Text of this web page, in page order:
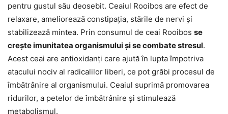
pentru gustul său deosebit. Ceaiul Rooibos are efect de
relaxare, ameliorează constipația, stările de nervi și
stabilizează mintea. Prin consumul de ceai Rooibos se
crește imunitatea organismului și se combate stresul.
Acest ceai are antioxidanți care ajută în lupta împotriva
atacului nociv al radicalilor liberi, ce pot grăbi procesul de
îmbătrânire al organismului. Ceaiul suprimă promovarea
ridurilor, a petelor de îmbătrânire și stimulează
metabolismul.